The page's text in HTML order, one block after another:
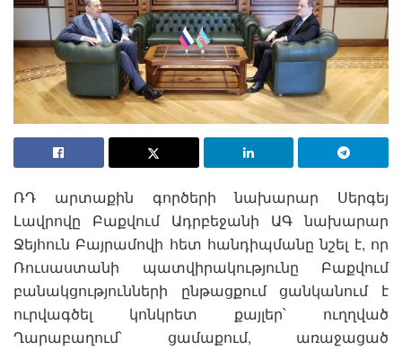
ՌԴ արտաքին գործերի նախարար Սերգեյ
Լավրովը Բաքվում Ադրբեջանի ԱԳ նախարար
Ջեյհուն Բայրամովի հետ հանդիպմանը նշել է, որ
Ռուսաստանի պատվիրակությունը Բաքվում
բանակցությունների ընթացքում ցանկանում է
ուրվագծել կոնկրետ քայլեր՝ ուղղված
Ղարաբաղում՝ ցամաքում, առաջացած